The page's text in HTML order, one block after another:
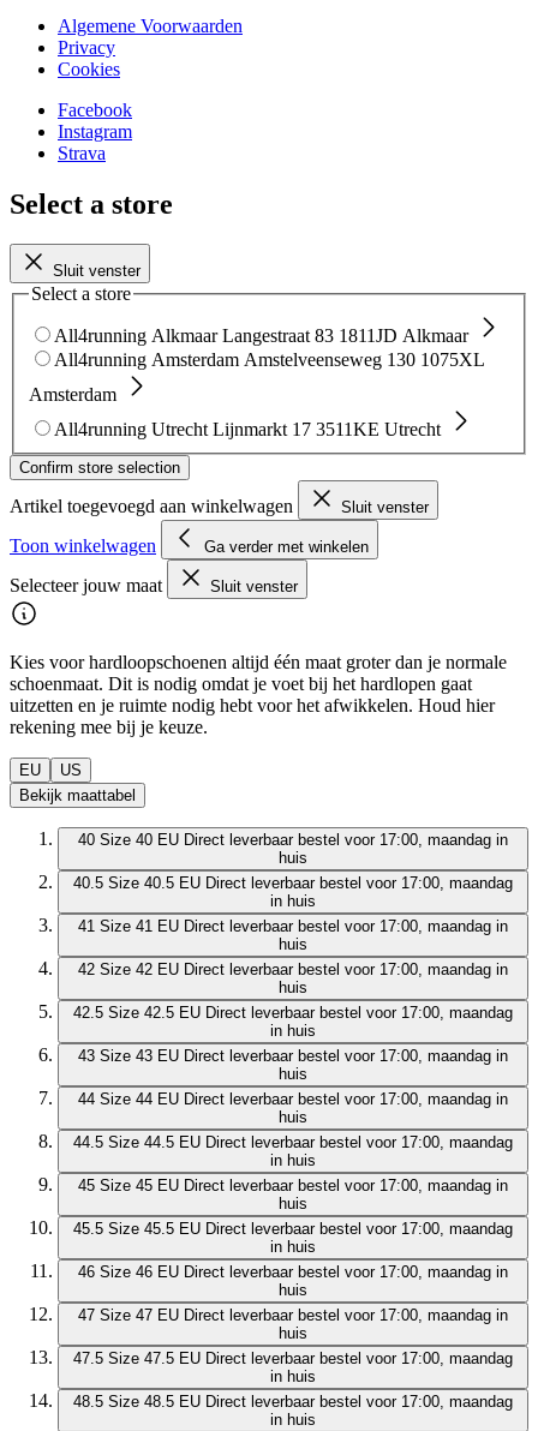
Algemene Voorwaarden
Privacy
Cookies
Facebook
Instagram
Strava
Select a store
Sluit venster
Select a store
All4running Alkmaar Langestraat 83 1811JD Alkmaar
All4running Amsterdam Amstelveenseweg 130 1075XL
Amsterdam
All4running Utrecht Lijnmarkt 17 3511KE Utrecht
Confirm store selection
Artikel toegevoegd aan winkelwagen Sluit venster
Toon winkelwagen Ga verder met winkelen
Selecteer jouw maat Sluit venster
Kies voor hardloopschoenen altijd één maat groter dan je normale
schoenmaat. Dit is nodig omdat je voet bij het hardlopen gaat
uitzetten en je ruimte nodig hebt voor het afwikkelen. Houd hier
rekening mee bij je keuze.
EU
US
Bekijk maattabel
40 Size 40 EU Direct leverbaar bestel voor 17:00, maandag in
huis
40.5 Size 40.5 EU Direct leverbaar bestel voor 17:00, maandag
in huis
41 Size 41 EU Direct leverbaar bestel voor 17:00, maandag in
huis
42 Size 42 EU Direct leverbaar bestel voor 17:00, maandag in
huis
42.5 Size 42.5 EU Direct leverbaar bestel voor 17:00, maandag
in huis
43 Size 43 EU Direct leverbaar bestel voor 17:00, maandag in
huis
44 Size 44 EU Direct leverbaar bestel voor 17:00, maandag in
huis
44.5 Size 44.5 EU Direct leverbaar bestel voor 17:00, maandag
in huis
45 Size 45 EU Direct leverbaar bestel voor 17:00, maandag in
huis
45.5 Size 45.5 EU Direct leverbaar bestel voor 17:00, maandag
in huis
46 Size 46 EU Direct leverbaar bestel voor 17:00, maandag in
huis
47 Size 47 EU Direct leverbaar bestel voor 17:00, maandag in
huis
47.5 Size 47.5 EU Direct leverbaar bestel voor 17:00, maandag
in huis
48.5 Size 48.5 EU Direct leverbaar bestel voor 17:00, maandag
in huis